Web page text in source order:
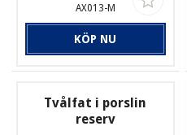
AX013-M
KÖP NU
Tvålfat i porslin
reserv